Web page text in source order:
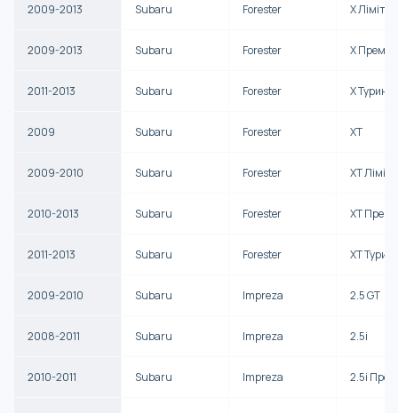
2009-2013 Subaru Forester X
2009-2013 Subaru Forester X
2011-2013 Subaru Forester X Туринг
2009 Subaru Forester XT
2009-2010 Subaru Forester XT
2010-2013 Subaru Forester XT
2011-2013 Subaru Forester XT
2009-2010 Subaru Impreza 2.5 GT
2008-2011 Subaru Impreza 2.5i
2010-2011 Subaru Impreza 2.5i